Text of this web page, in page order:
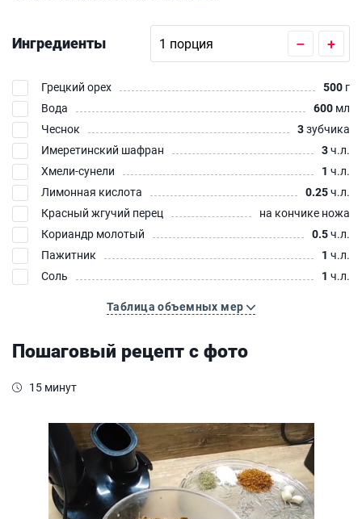
Ингредиенты – +
Грецкий орех 500 г
Вода
600 мл
Чеснок
3зубчика
Имеретинский шафран
3ч.л.
Хмели-сунели
1 ч.л.
Лимонная кислота
0.25ч.л.
Красный жгучий перец
на кончике ножа
Кориандр молотый
0.5ч.л.
Пажитник
1 ч.л.
Соль
1 ч.л.
Таблица объемных мер
Пошаговый рецепт с фото
15 минут